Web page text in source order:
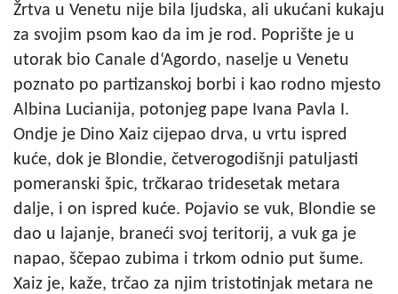
Žrtva u Venetu nije bila ljudska, ali ukućani kukaju
za svojim psom kao da im je rod. Poprište je u
utorak bio Canale d‘Agordo, naselje u Venetu
poznato po partizanskoj borbi i kao rodno mjesto
Albina Lucianija, potonjeg pape Ivana Pavla I.
Ondje je Dino Xaiz cijepao drva, u vrtu ispred
kuće, dok je Blondie, četverogodišnji patuljasti
pomeranski špic, trčkarao tridesetak metara
dalje, i on ispred kuće. Pojavio se vuk, Blondie se
dao u lajanje, braneći svoj teritorij, a vuk ga je
napao, ščepao zubima i trkom odnio put šume.
Xaiz je, kaže, trčao za njim tristotinjak metara ne